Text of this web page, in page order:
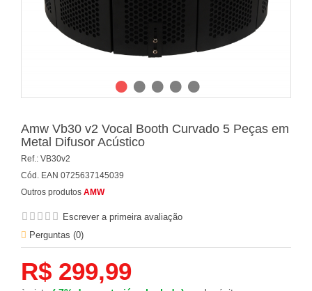
Amw Vb30 v2 Vocal Booth Curvado 5 Peças em
Metal Difusor Acústico
Ref.: VB30v2
Cód. EAN 0725637145039
Outros produtos AMW
Escrever a primeira avaliação
Perguntas (0)
R$ 299,99